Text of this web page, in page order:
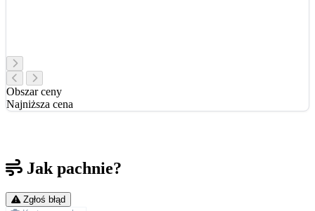
Obszar ceny
Najniższa cena
Jak pachnie?
Zgłoś błąd